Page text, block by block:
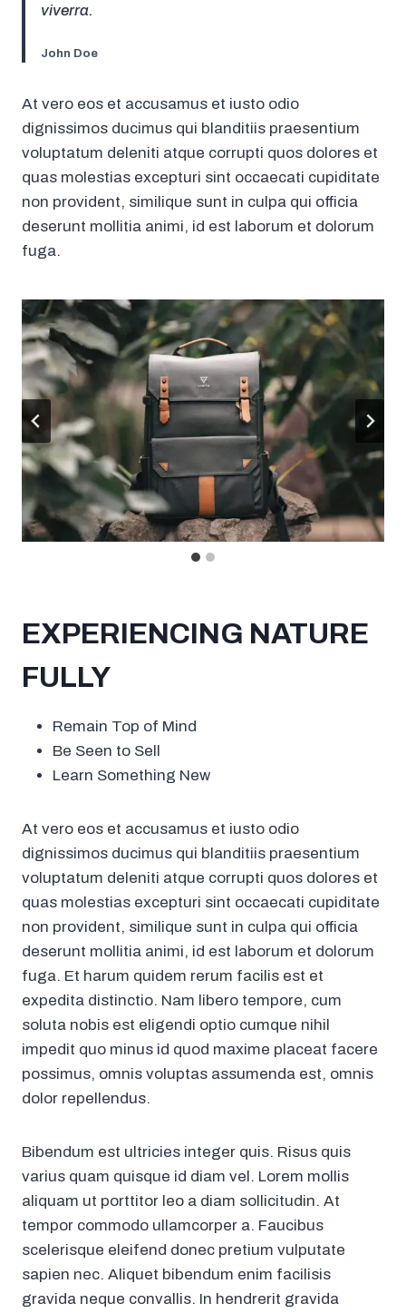
viverra.
John Doe
At vero eos et accusamus et iusto odio
dignissimos ducimus qui blanditiis praesentium
voluptatum deleniti atque corrupti quos dolores et
quas molestias excepturi sint occaecati cupiditate
non provident, similique sunt in culpa qui officia
deserunt mollitia animi, id est laborum et dolorum
fuga.
EXPERIENCING NATURE
FULLY
Remain Top of Mind
Be Seen to Sell
Learn Something New
At vero eos et accusamus et iusto odio
dignissimos ducimus qui blanditiis praesentium
voluptatum deleniti atque corrupti quos dolores et
quas molestias excepturi sint occaecati cupiditate
non provident, similique sunt in culpa qui officia
deserunt mollitia animi, id est laborum et dolorum
fuga. Et harum quidem rerum facilis est et
expedita distinctio. Nam libero tempore, cum
soluta nobis est eligendi optio cumque nihil
impedit quo minus id quod maxime placeat facere
possimus, omnis voluptas assumenda est, omnis
dolor repellendus.
Bibendum est ultricies integer quis. Risus quis
varius quam quisque id diam vel. Lorem mollis
aliquam ut porttitor leo a diam sollicitudin. At
tempor commodo ullamcorper a. Faucibus
scelerisque eleifend donec pretium vulputate
sapien nec. Aliquet bibendum enim facilisis
gravida neque convallis. In hendrerit gravida